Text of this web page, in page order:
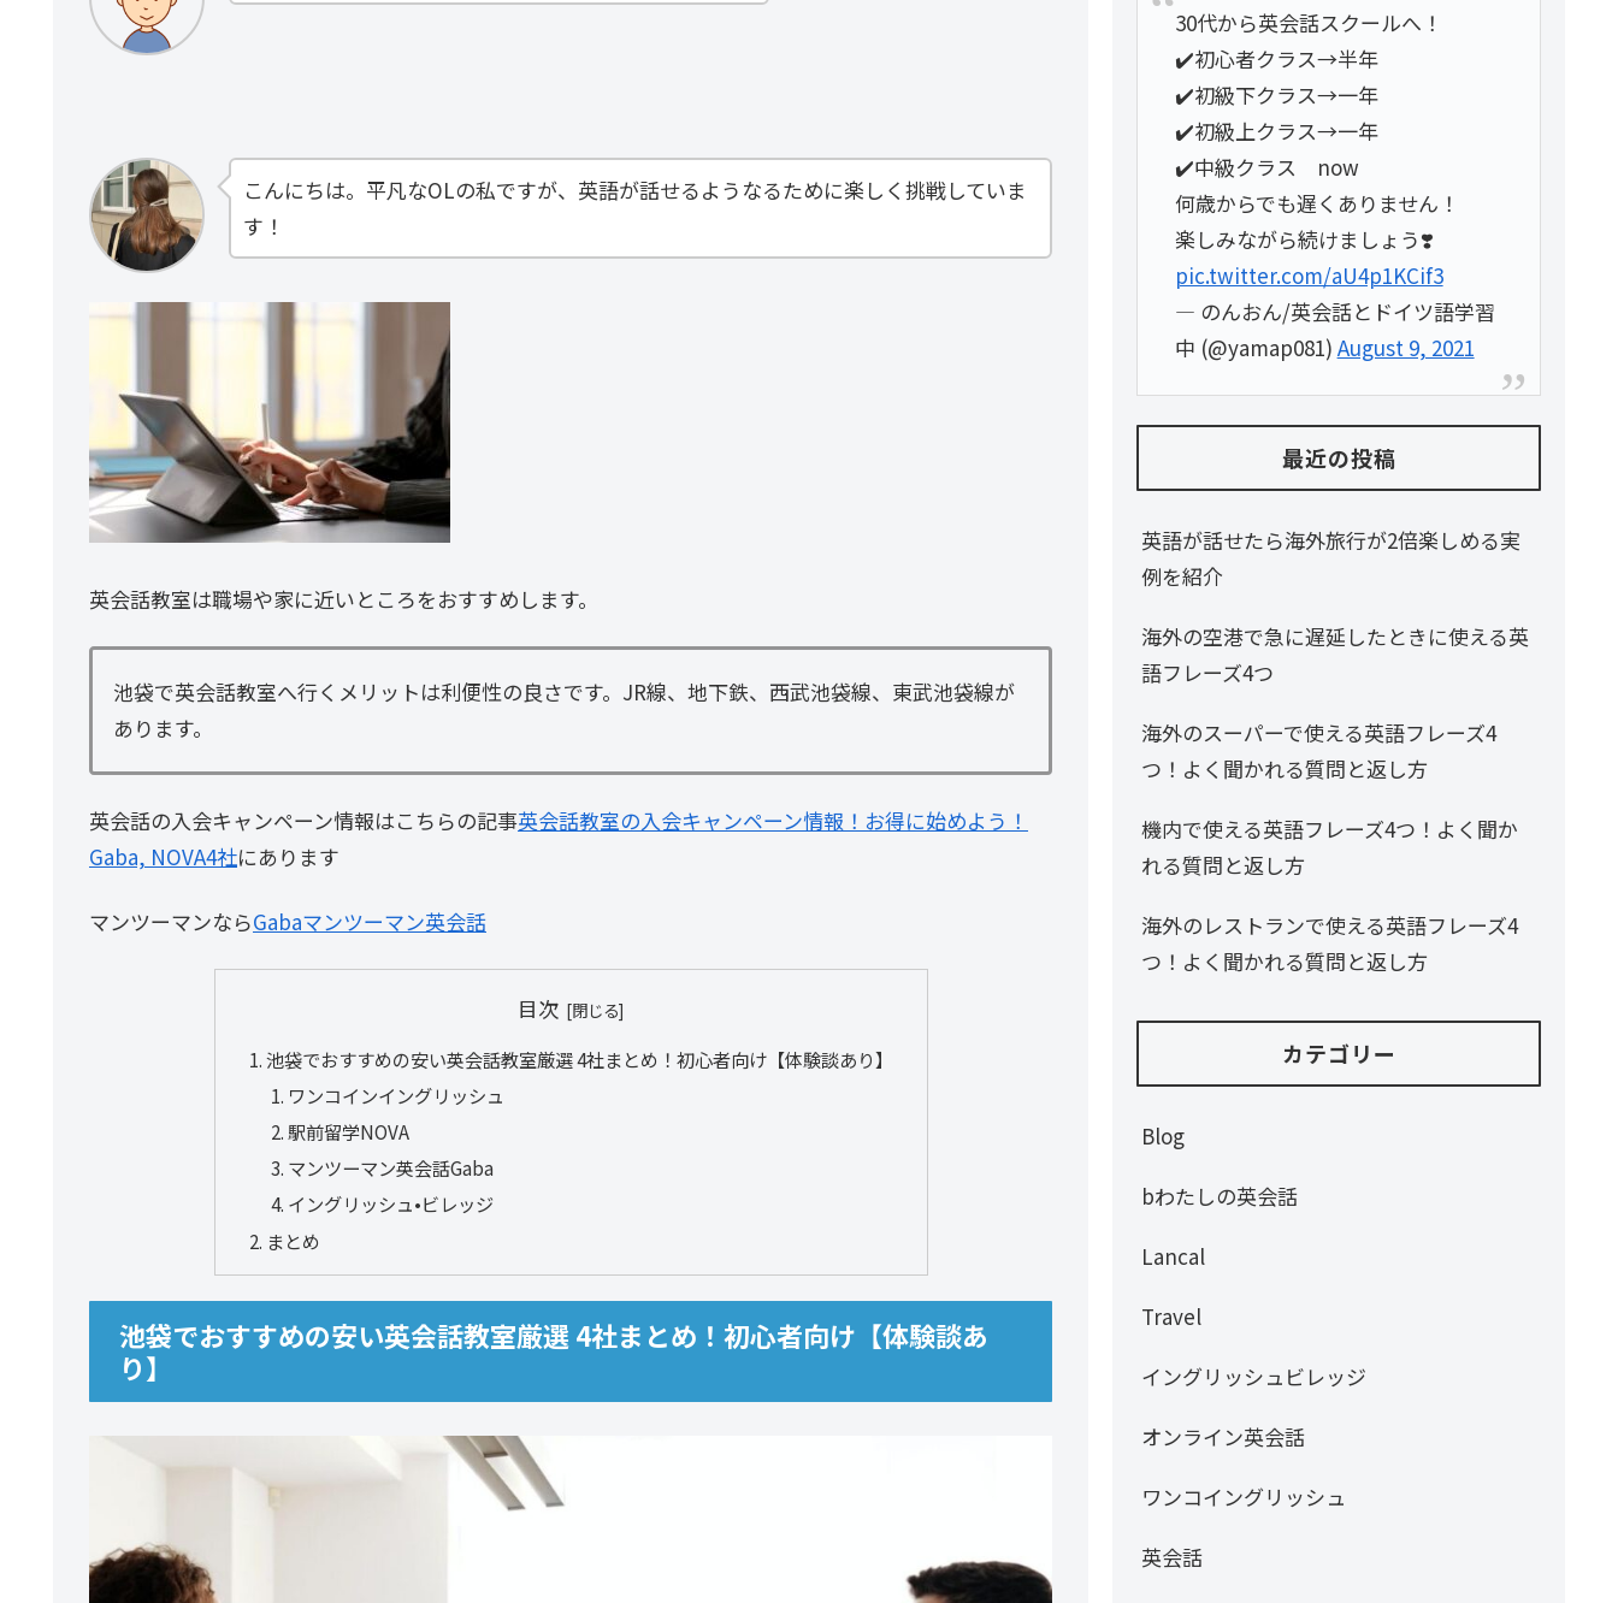
こんにちは。平凡なOLの私ですが、英語が話せるようなるために楽しく挑戦していま
す！
英会話教室は職場や家に近いところをおすすめします。
池袋で英会話教室へ行くメリットは利便性の良さです。JR線、地下鉄、西武池袋線、東武池袋線が
あります。
英会話の入会キャンペーン情報はこちらの記事英会話教室の入会キャンペーン情報！お得に始めよう！
Gaba, NOVA4社にあります
マンツーマンならGabaマンツーマン英会話
目次
池袋でおすすめの安い英会話教室厳選 4社まとめ！初心者向け【体験談あり】
ワンコインイングリッシュ
駅前留学NOVA
マンツーマン英会話Gaba
イングリッシュ•ビレッジ
まとめ
池袋でおすすめの安い英会話教室厳選 4社まとめ！初心者向け【体験談あ
り】
30代から英会話スクールへ！
✔️初心者クラス→半年
✔️初級下クラス→一年
✔️初級上クラス→一年
✔️中級クラス now
何歳からでも遅くありません！
楽しみながら続けましょう❣️
pic.twitter.com/aU4p1KCif3
— のんおん/英会話とドイツ語学習
中 (@yamap081) August 9, 2021
最近の投稿
英語が話せたら海外旅行が2倍楽しめる実
例を紹介
海外の空港で急に遅延したときに使える英
語フレーズ4つ
海外のスーパーで使える英語フレーズ4
つ！よく聞かれる質問と返し方
機内で使える英語フレーズ4つ！よく聞か
れる質問と返し方
海外のレストランで使える英語フレーズ4
つ！よく聞かれる質問と返し方
カテゴリー
Blog
bわたしの英会話
Lancal
Travel
イングリッシュビレッジ
オンライン英会話
ワンコイングリッシュ
英会話